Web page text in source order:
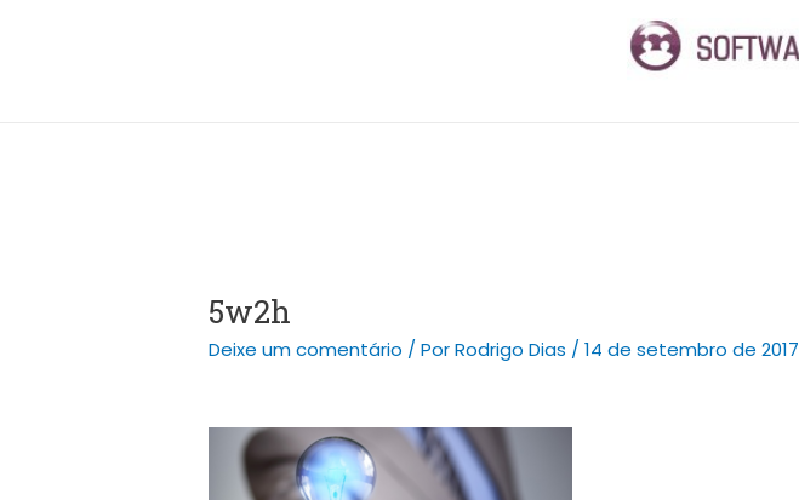
5w2h
Deixe um comentário / PorRodrigo Dias /14 de setembro de 2017